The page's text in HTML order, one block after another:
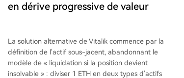
en dérive progressive de valeur
La solution alternative de Vitalik commence par la
définition de l'actif sous-jacent, abandonnant le
modèle de « liquidation si la position devient
insolvable » : diviser 1 ETH en deux types d'actifs